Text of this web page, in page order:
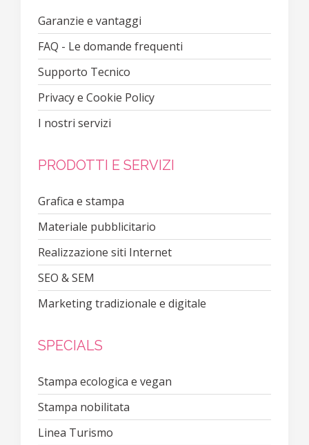
Garanzie e vantaggi
FAQ - Le domande frequenti
Supporto Tecnico
Privacy e Cookie Policy
I nostri servizi
PRODOTTI E SERVIZI
Grafica e stampa
Materiale pubblicitario
Realizzazione siti Internet
SEO & SEM
Marketing tradizionale e digitale
SPECIALS
Stampa ecologica e vegan
Stampa nobilitata
Linea Turismo